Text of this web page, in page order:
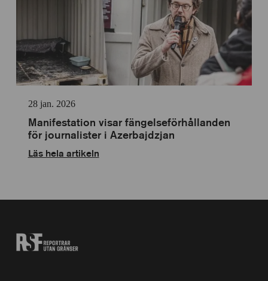
28 jan. 2026
Manifestation visar fängelseförhållanden
för journalister i Azerbajdzjan
Läs hela artikeln